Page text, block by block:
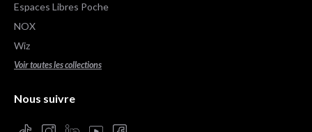
Espaces Libres Poche
NOX
Wiz
Voir toutes les collections
Nous suivre